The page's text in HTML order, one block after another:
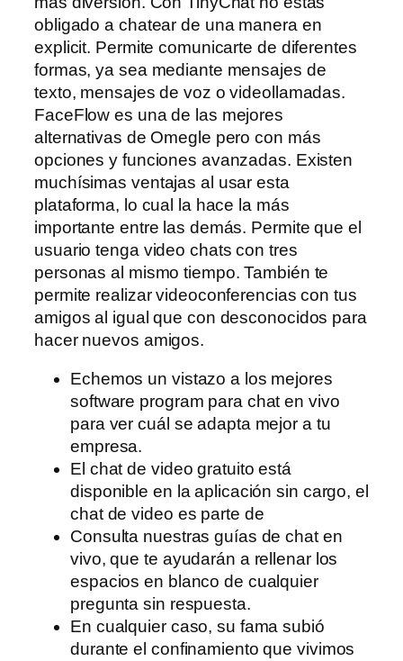
obligado a chatear de una manera en
explicit. Permite comunicarte de diferentes
formas, ya sea mediante mensajes de
texto, mensajes de voz o videollamadas.
FaceFlow es una de las mejores
alternativas de Omegle pero con más
opciones y funciones avanzadas. Existen
muchísimas ventajas al usar esta
plataforma, lo cual la hace la más
importante entre las demás. Permite que el
usuario tenga video chats con tres
personas al mismo tiempo. También te
permite realizar videoconferencias con tus
amigos al igual que con desconocidos para
hacer nuevos amigos.
Echemos un vistazo a los mejores
software program para chat en vivo
para ver cuál se adapta mejor a tu
empresa.
El chat de video gratuito está
disponible en la aplicación sin cargo, el
chat de video es parte de
Consulta nuestras guías de chat en
vivo, que te ayudarán a rellenar los
espacios en blanco de cualquier
pregunta sin respuesta.
En cualquier caso, su fama subió
durante el confinamiento que vivimos